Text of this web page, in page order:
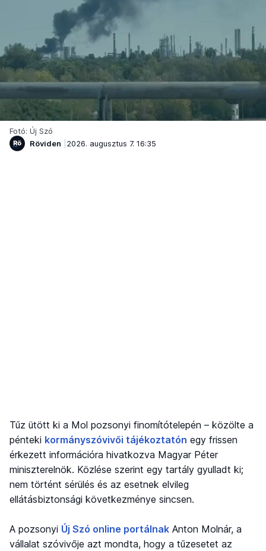
Fotó: Új Szó
Röviden
2026. augusztus 7. 16:35
Tűz ütött ki a Mol pozsonyi finomítótelepén – közölte a
pénteki kormányszóvivői tájékoztatón egy frissen
érkezett információra hivatkozva Magyar Péter
miniszterelnök. Közlése szerint egy tartály gyulladt ki;
nem történt sérülés és az esetnek elvileg
ellátásbiztonsági következménye sincsen.
A pozsonyi Új Szó online portálnak Anton Molnár, a
vállalat szóvivője azt mondta, hogy a tűzesetet az